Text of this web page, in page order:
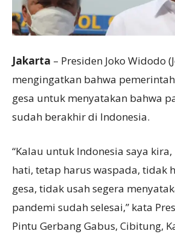
Jakarta – Presiden Joko Widodo
mengingatkan bahwa
gesa untuk menyatakan bahwa
sudah berakhir di Indonesia.
“Kalau untuk Indonesia saya
hati, tetap harus waspada, tidak
gesa, tidak usah segera
pandemi sudah selesai,” kata
Pintu Gerbang Gabus, Cibitung,